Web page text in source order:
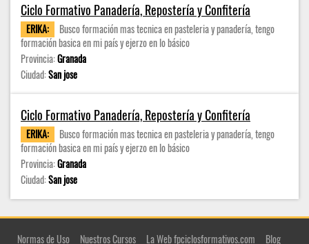
Ciclo Formativo Panadería, Repostería y Confitería
ERIKA:
Busco formación mas tecnica en pasteleria y panadería, tengo
formación basica en mi país y ejerzo en lo básico
Provincia:Granada
Ciudad:San jose
Ciclo Formativo Panadería, Repostería y Confitería
ERIKA:
Busco formación mas tecnica en pasteleria y panadería, tengo
formación basica en mi país y ejerzo en lo básico
Provincia:Granada
Ciudad:San jose
Normas de Uso Nuestros Cursos La Web fpciclosformativos.com Blog